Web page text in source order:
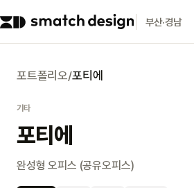
부산·경남
포트폴리오/포티에
기타
포티에
완성형 오피스 (공유오피스)